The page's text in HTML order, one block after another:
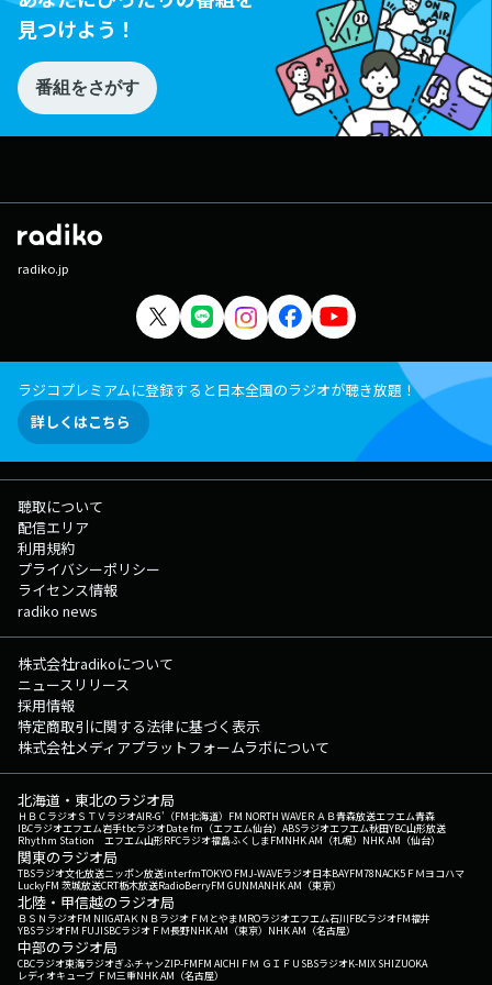
見つけよう！
番組をさがす
radiko.jp
ラジコプレミアムに登録すると日本全国のラジオが聴き放題！
詳しくはこちら
聴取について
配信エリア
利用規約
プライバシーポリシー
ライセンス情報
radiko news
株式会社radikoについて
ニュースリリース
採用情報
特定商取引に関する法律に基づく表示
株式会社メディアプラットフォームラボについて
北海道・東北のラジオ局
ＨＢＣラジオＳＴＶラジオAIR-G'（FM北海道） FM NORTH WAVEＲＡＢ青森放送エフエム青森
IBCラジオエフエム岩手tbcラジオDate fm（エフエム仙台） ABSラジオエフエム秋田YBC山形放送
Rhythm Station エフエム山形RFCラジオ福島ふくしまFMNHK AM（札幌） NHK AM（仙台）
関東のラジオ局
TBSラジオ文化放送ニッポン放送interfmTOKYO FMJ-WAVEラジオ日本BAYFM78NACK5 ＦＭヨコハマ
LuckyFM 茨城放送CRT栃木放送RadioBerryFM GUNMANHK AM（東京）
北陸・甲信越のラジオ局
ＢＳＮラジオFM NIIGATAＫＮＢラジオ ＦＭとやまMROラジオエフエム石川FBCラジオFM福井
YBSラジオFM FUJISBCラジオ ＦＭ長野NHK AM（東京） NHK AM（名古屋）
中部のラジオ局
CBCラジオ東海ラジオぎふチャンZIP-FMFM AICHI ＦＭ ＧＩＦＵ SBSラジオK-MIX SHIZUOKA
レディオキューブ ＦＭ三重NHK AM（名古屋）